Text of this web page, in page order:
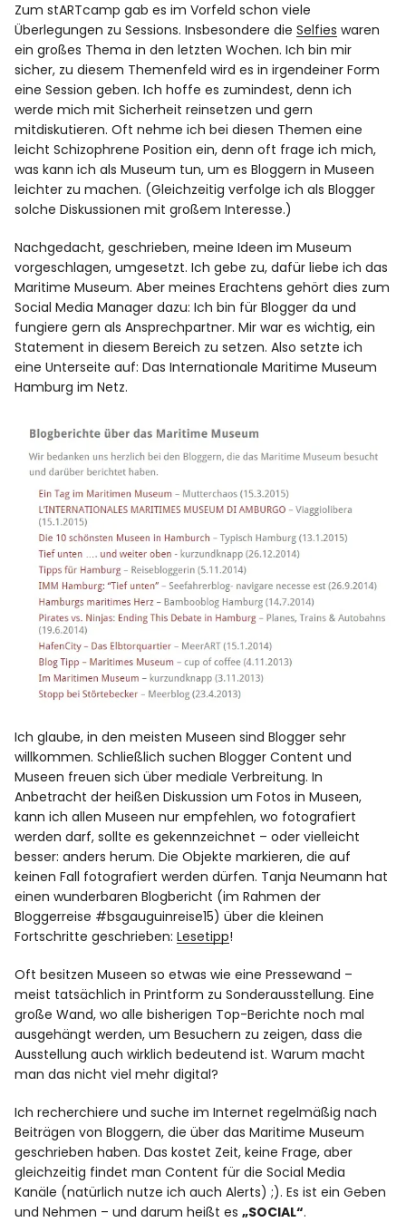
Zum stARTcamp gab es im Vorfeld schon viele
Überlegungen zu Sessions. Insbesondere dieSelfies waren
ein großes Thema in den letzten Wochen. Ich bin mir
sicher, zu diesem Themenfeld wird es in irgendeiner Form
eine Session geben. Ich hoffe es zumindest, denn ich
werde mich mit Sicherheit reinsetzen und gern
mitdiskutieren. Oft nehme ich bei diesen Themen eine
leicht Schizophrene Position ein, denn oft frage ich mich,
was kann ich als Museum tun, um es Bloggern in Museen
leichter zu machen. (Gleichzeitig verfolge ich als Blogger
solche Diskussionen mit großem Interesse.)
Nachgedacht, geschrieben, meine Ideen im Museum
vorgeschlagen, umgesetzt. Ich gebe zu, dafür liebe ich das
Maritime Museum. Aber meines Erachtens gehört dies zum
Social Media Manager dazu: Ich bin für Blogger da und
fungiere gern als Ansprechpartner. Mir war es wichtig, ein
Statement in diesem Bereich zu setzen. Also setzte ich
eine Unterseite auf:Das Internationale Maritime Museum
Hamburg im Netz.
Ich glaube, in den meisten Museen sind Blogger sehr
willkommen. Schließlich suchen Blogger Content und
Museen freuen sich über mediale Verbreitung. In
Anbetracht der heißen Diskussion um Fotos in Museen,
kann ich allen Museen nur empfehlen, wo fotografiert
werden darf, sollte es gekennzeichnet – oder vielleicht
besser: anders herum. Die Objekte markieren, die auf
keinen Fall fotografiert werden dürfen. Tanja Neumann hat
einen wunderbaren Blogbericht (im Rahmen der
Bloggerreise #bsgauguinreise15) über die kleinen
Fortschritte geschrieben:Lesetipp!
Oft besitzen Museen so etwas wie eine Pressewand –
meist tatsächlich in Printform zu Sonderausstellung. Eine
große Wand, wo alle bisherigen Top-Berichte noch mal
ausgehängt werden, um Besuchern zu zeigen, dass die
Ausstellung auch wirklich bedeutend ist. Warum macht
man das nicht viel mehr digital?
Ich recherchiere und suche im Internet regelmäßig nach
Beiträgen von Bloggern, die über das Maritime Museum
geschrieben haben. Das kostet Zeit, keine Frage, aber
gleichzeitig findet man Content für die Social Media
Kanäle (natürlich nutze ich auch Alerts) ;). Es ist ein Geben
und Nehmen – und darum heißt es„SOCIAL“.